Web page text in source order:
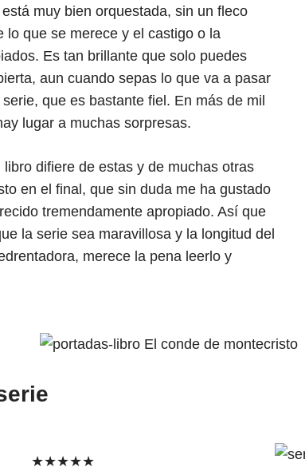
muy bien orquestada, sin un fleco
lo que se merece y el castigo o la
Es tan brillante que solo puedes
aun cuando sepas lo que va a pasar
que es bastante fiel. En más de mil
lugar a muchas sorpresas.
difiere de estas y de muchas otras
en el final, que sin duda me ha gustado
tremendamente apropiado. Así que
la serie sea maravillosa y la longitud del
merece la pena leerlo y
★★★★★